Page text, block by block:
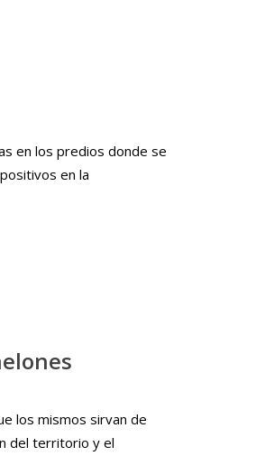
en los predios donde se
en la
los mismos sirvan de
del territorio y el